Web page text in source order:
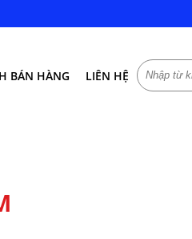
BÁN HÀNG LIÊN HỆ